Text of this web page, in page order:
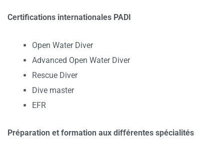
Certifications internationales PADI
Open Water Diver
Advanced Open Water Diver
Rescue Diver
Dive master
EFR
Préparation et formation aux différentes spécialités